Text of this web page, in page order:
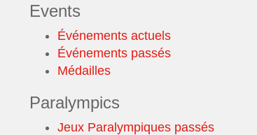
Events
Événements actuels
Événements passés
Médailles
Paralympics
Jeux Paralympiques passés